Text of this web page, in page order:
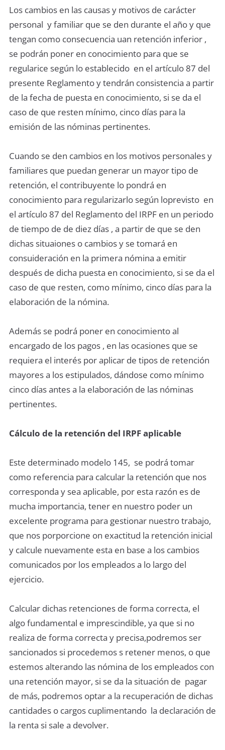
Los cambios en las causas y motivos de carácter
personal y familiar que se den durante el año y que
tengan como consecuencia uan retención inferior ,
se podrán poner en conocimiento para que se
regularice según lo establecido en el artículo 87 del
presente Reglamento y tendrán consistencia a partir
de la fecha de puesta en conocimiento, si se da el
caso de que resten mínimo, cinco días para la
emisión de las nóminas pertinentes.
Cuando se den cambios en los motivos personales y
familiares que puedan generar un mayor tipo de
retención, el contribuyente lo pondrá en
conocimiento para regularizarlo según loprevisto en
el artículo 87 del Reglamento del IRPF en un periodo
de tiempo de de diez días , a partir de que se den
dichas situaiones o cambios y se tomará en
consuideración en la primera nómina a emitir
después de dicha puesta en conocimiento, si se da el
caso de que resten, como mínimo, cinco días para la
elaboración de la nómina.
Además se podrá poner en conocimiento al
encargado de los pagos , en las ocasiones que se
requiera el interés por aplicar de tipos de retención
mayores a los estipulados, dándose como mínimo
cinco días antes a la elaboración de las nóminas
pertinentes.
Cálculo de la retención del IRPF aplicable
Este determinado modelo 145, se podrá tomar
como referencia para calcular la retención que nos
corresponda y sea aplicable, por esta razón es de
mucha importancia, tener en nuestro poder un
excelente programa para gestionar nuestro trabajo,
que nos porporcione on exactitud la retención inicial
y calcule nuevamente esta en base a los cambios
comunicados por los empleados a lo largo del
ejercicio.
Calcular dichas retenciones de forma correcta, el
algo fundamental e imprescindible, ya que si no
realiza de forma correcta y precisa,podremos ser
sancionados si procedemos s retener menos, o que
estemos alterando las nómina de los empleados con
una retención mayor, si se da la situación de pagar
de más, podremos optar a la recuperación de dichas
cantidades o cargos cuplimentando la declaración de
la renta si sale a devolver.